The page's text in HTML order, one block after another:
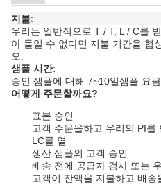
지불:
우리는 일반적으로 T / T, L / C를
아 들일 수 없다면 지불 기간을 협
오.
샘플 시간:
승인 샘플에 대해 7~10일샘플 요
어떻게 주문할까요?
표본 승인
고객 주문을하고 우리의 PI
LC를 열
생산 샘플의 고객 승인
배송 전에 공급자 검사 또는
고객이 잔액을 지불하고 배송